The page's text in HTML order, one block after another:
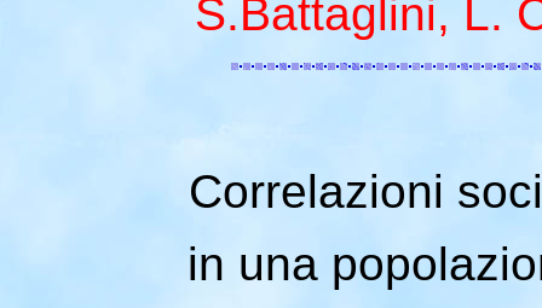
S.Battaglini, L.
Correlazioni
in una